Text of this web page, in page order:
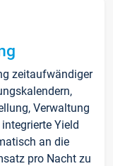
zeitaufwändiger
Verwaltung
Yield
an die
pro Nacht zu